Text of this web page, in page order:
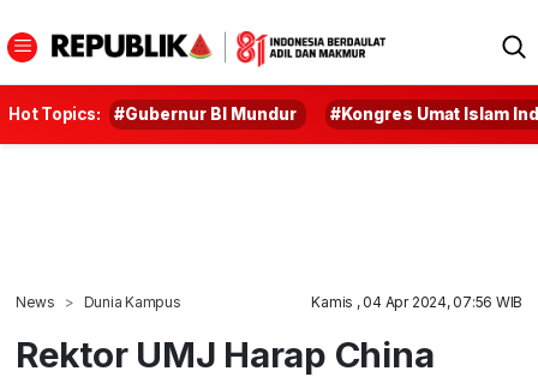
Hot Topics: #Gubernur BI Mundur #Kongres Umat Islam
News Dunia Kampus Kamis , 04 Apr 2024, 07:56 WIB
Rektor UMJ Harap China